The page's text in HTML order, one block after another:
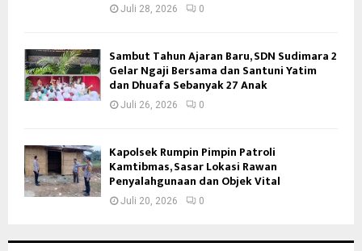
Juli 28, 2026 0
Sambut Tahun Ajaran Baru, SDN Sudimara 2
Gelar Ngaji Bersama dan Santuni Yatim
dan Dhuafa Sebanyak 27 Anak
Juli 26, 2026 0
Kapolsek Rumpin Pimpin Patroli
Kamtibmas, Sasar Lokasi Rawan
Penyalahgunaan dan Objek Vital
Juli 20, 2026 0